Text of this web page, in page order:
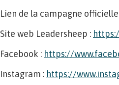
Lien de la campagne officielle
Site web Leadersheep :
Facebook : https://
Instagram : https://